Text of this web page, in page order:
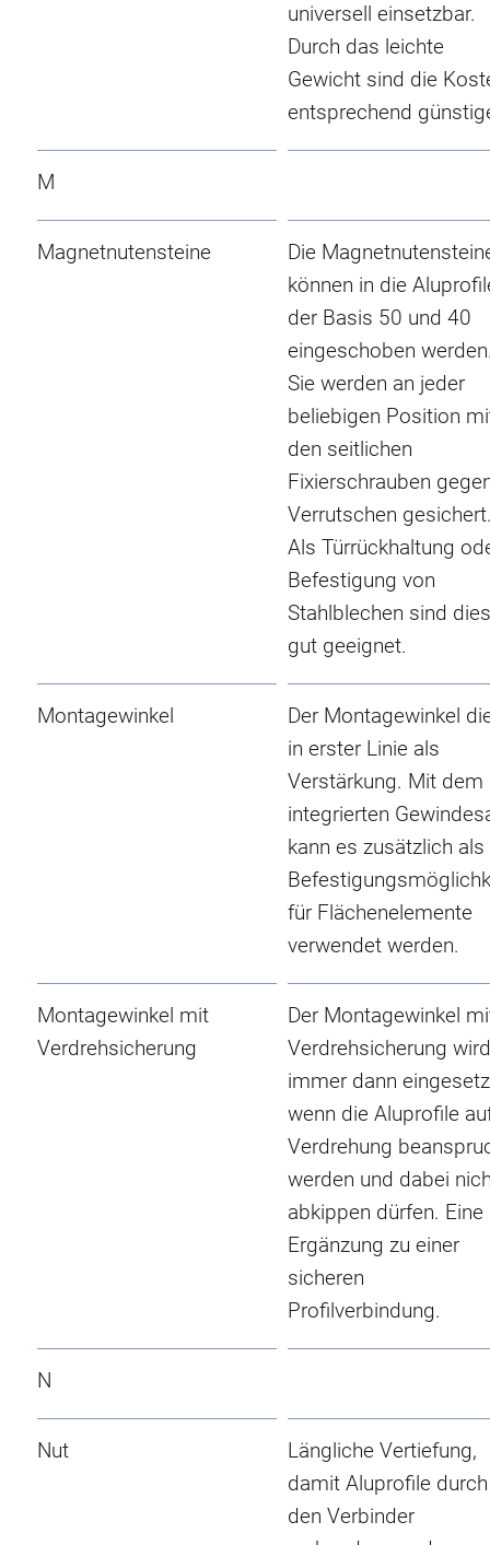
universell einsetzbar.
Durch das leichte
Gewicht sind die
entsprechend
M
Magnetnutensteine
Die
können in die
der Basis 50 und 40
eingeschoben
Sie werden an jeder
beliebigen Position
den seitlichen
Fixierschrauben
Verrutschen
Als Türrückhaltung
Befestigung von
Stahlblechen sind
gut geeignet.
Montagewinkel
Der Montagewinkel
in erster Linie als
Verstärkung. Mit dem
integrierten
kann es zusätzlich als
für Flächenelemente
verwendet werden.
Montagewinkel mit
Verdrehsicherung
Der Montagewinkel
Verdrehsicherung wird
immer dann
wenn die Aluprofile
Verdrehung
werden und dabei
abkippen dürfen. Eine
Ergänzung zu einer
sicheren
Profilverbindung.
N
Nut
Längliche Vertiefung,
damit Aluprofile durch
den Verbinder